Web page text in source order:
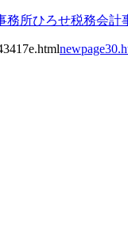
務所ひろせ税務会計